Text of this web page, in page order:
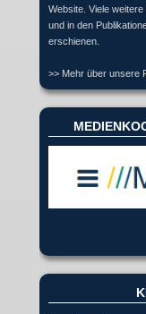
Website. Viele
und in den
erschienen.
>> Mehr über unsere